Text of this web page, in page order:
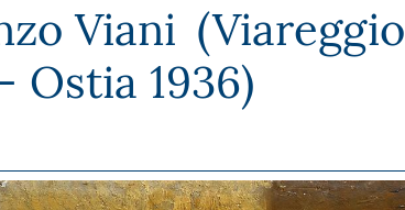
Viani (Viareggio
Ostia 1936)